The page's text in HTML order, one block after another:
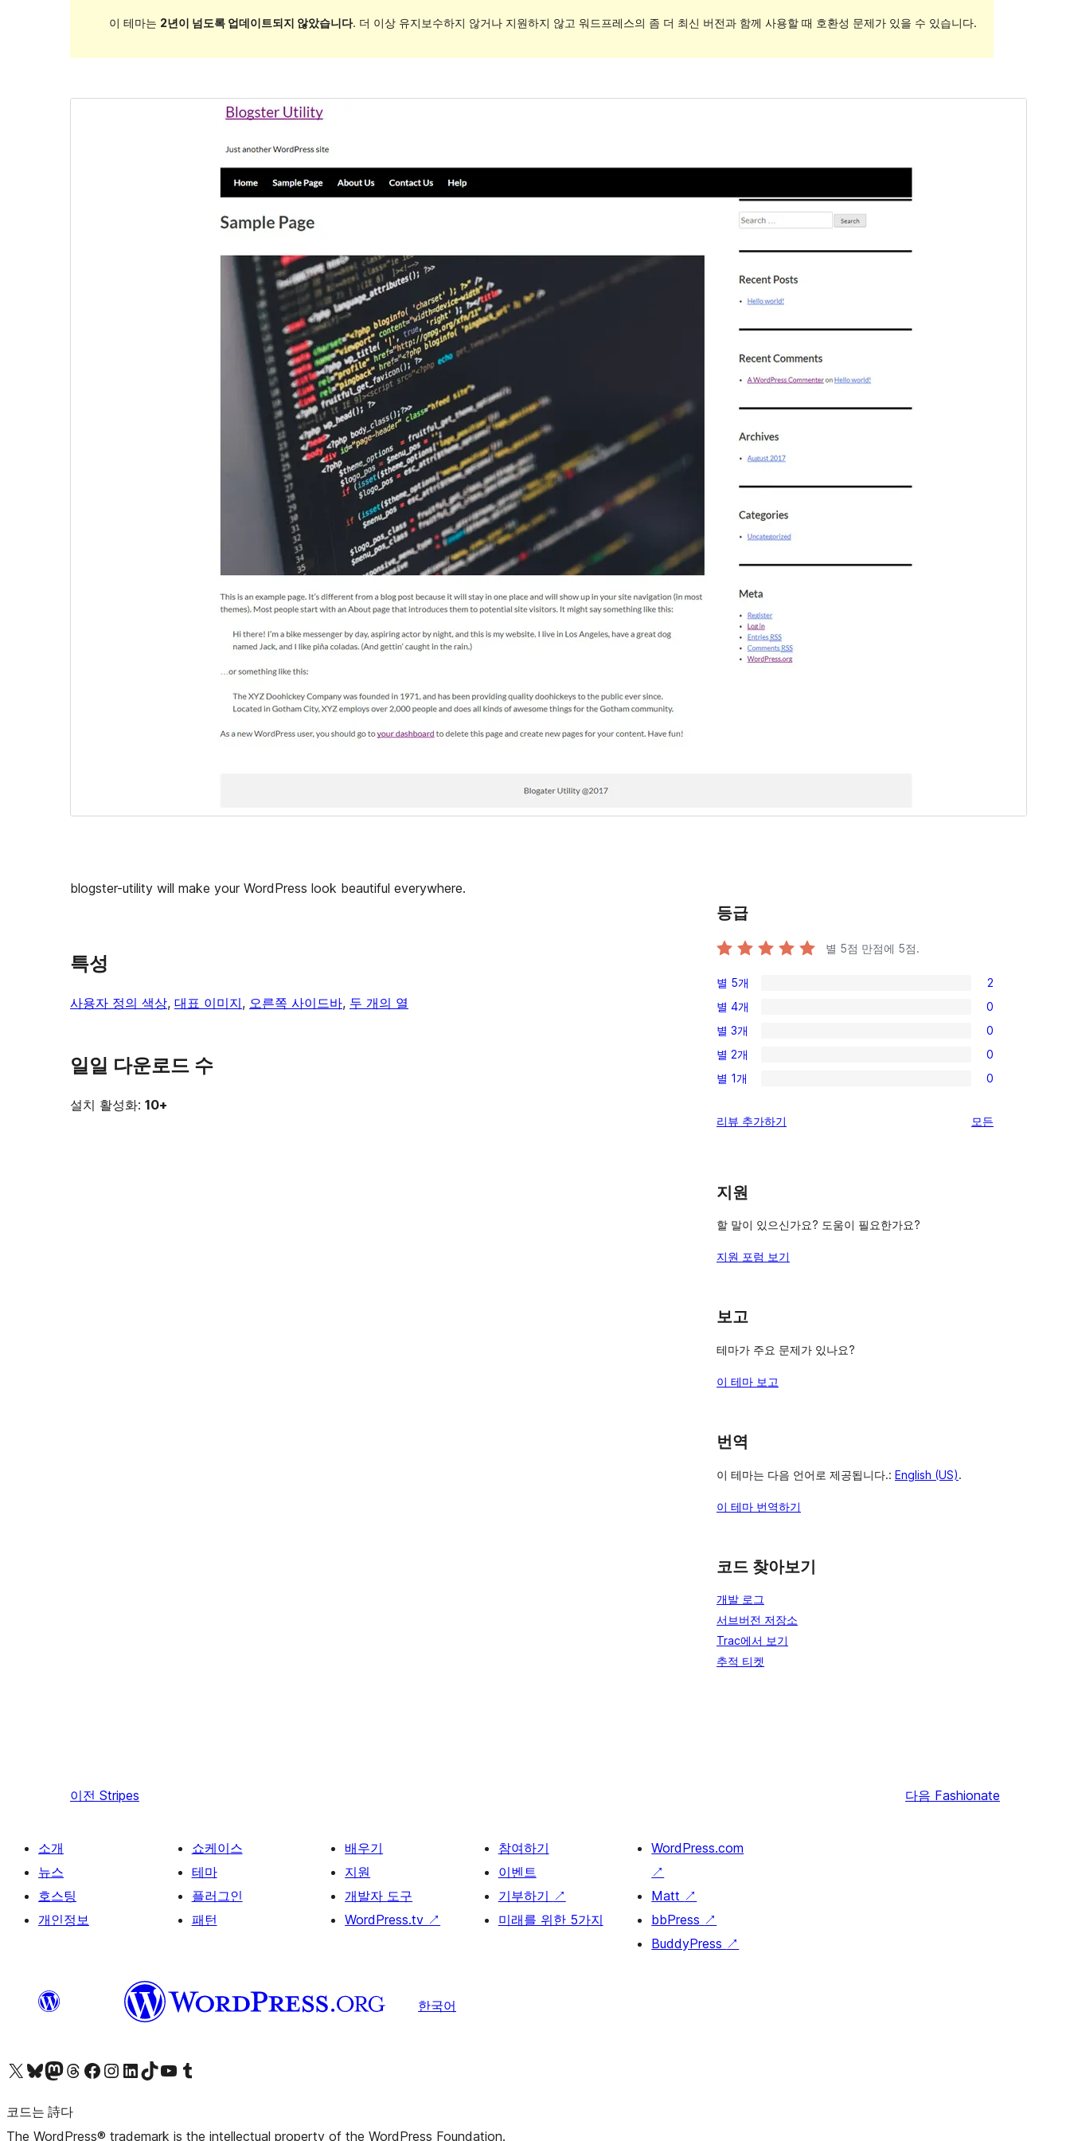
이 테마는 2년이 넘도록 업데이트되지 않았습니다. 더 이상 유지보수하지 않거나 지원하지 않고 워드프레스의 좀 더 최신 버전과 함께 사용할 때 호환성 문제가 있을 수 있습니다.
워드프레스 버전
blogster-utility will make your WordPress look beautiful everywhere.
특성
사용자 정의 색상, 대표 이미지, 오른쪽 사이드바, 두 개의 열
일일 다운로드 수
설치 활성화: 10+
등급
별 5점 만점에 5점.
2/5-
별
점
후
기
별 5개 2
0/4-
별
점
후
별 4개 0
0/3-
별
점
기
별 3개 0
0/2-
별
후
별 2개 0
0/1-
점
별 1개 0
리뷰 추가하기 모든
지원
할 말이 있으신가요? 도움이 필요한가요?
지원 포럼 보기
보고
테마가 주요 문제가 있나요?
이 테마 보고
번역
이 테마는 다음 언어로 제공됩니다.: English (US).
이 테마 번역하기
코드 찾아보기
개발 로그
서브버전 저장소
Trac에서 보기
추적 티켓
이전 Stripes 다음 Fashionate
소개
뉴스
호스팅
개인정보
쇼케이스
테마
플러그인
패턴
배우기
지원
개발자 도구
WordPress.tv ↗
참여하기
이벤트
기부하기 ↗
미래를 위한 5가지
WordPress.com
↗
Matt ↗
bbPress ↗
BuddyPress ↗
한국어
X(이전 트위터) 계정 방문하기블루스카이 계정 방문하기마스토돈 계정 방문하기스레드 계정 방문하기 페이스북 페이지 방문하기인스타그램 계정 방문하기 LinkedIn 계정 방문하기틱톡 계정 방문하기유튜브 채널 방문하기 텀블러 계정 방문하기
코드는 詩다
The WordPress® trademark is the intellectual property of the WordPress Foundation.